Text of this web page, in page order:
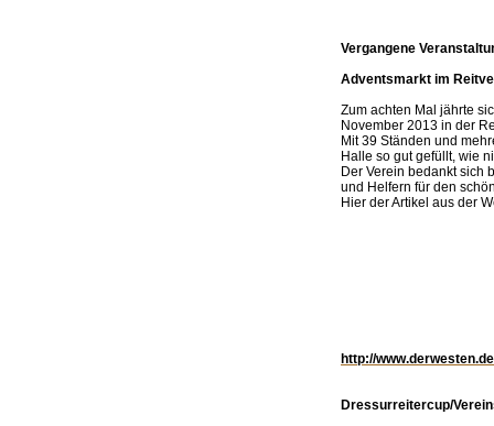
Vergangene
Adventsmarkt im
Zum achten Mal jährte
November 2013 in der
Mit 39 Ständen und
Halle so gut gefüllt, wie
Der Verein bedankt sich
und Helfern für den
Hier der Artikel aus der
http://
Dressurreitercup/